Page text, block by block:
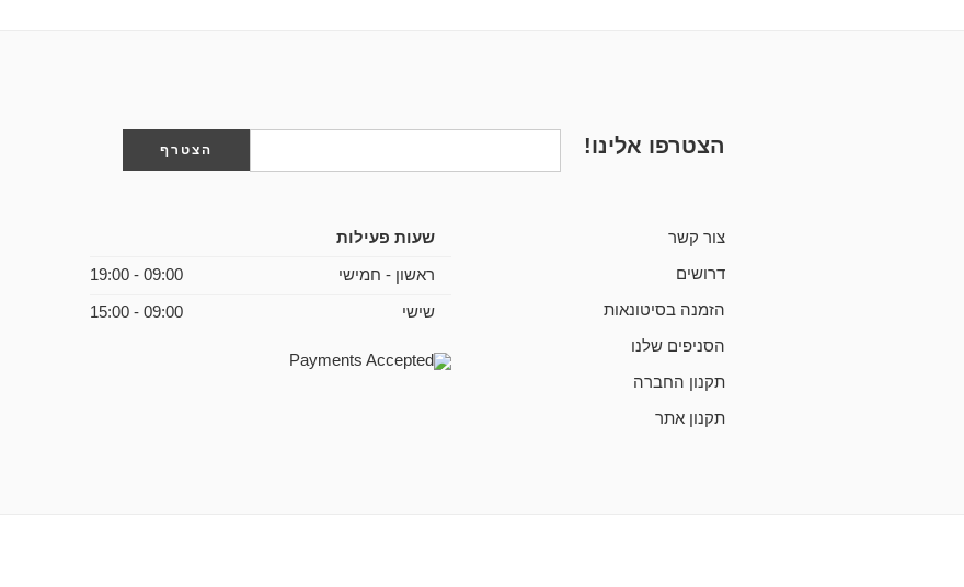
הצטרפו אלינו!
צור קשר
דרושים
הזמנה בסיטונאות
הסניפים שלנו
תקנון החברה
תקנון אתר
שעות פעילות
ראשון - חמישי 09:00 - 19:00
שישי 09:00 - 15:00